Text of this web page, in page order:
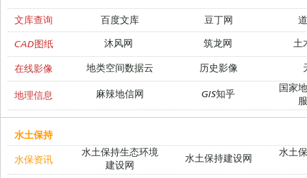
文库查询 百度文库 豆丁网
CAD图纸 沐风网 筑龙网 土
在线影像 地类空间数据云 历史影像
地理信息 麻辣地信网 GIS知乎
国家
水土保持
水保资讯
水土保持生态环境
建设网
水土保持建设网
水土